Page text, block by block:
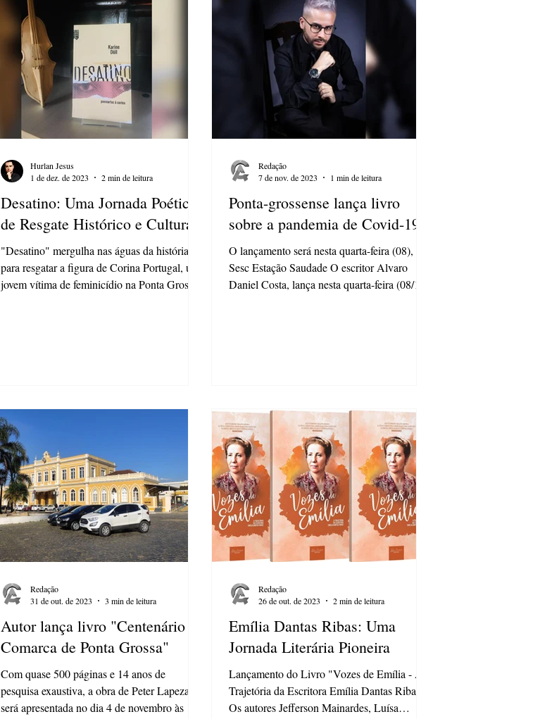
Desatino: Uma Jornada Poética
de Resgate Histórico e Cultural
"Desatino" mergulha nas águas da história
para resgatar a figura de Corina Portugal, uma
jovem vítima de feminicídio na Ponta Grossa
Hurlan Jesus
1 de dez. de 2023
2 min de leitura
Ponta-grossense lança livro
sobre a pandemia de Covid-19
O lançamento será nesta quarta-feira (08), no
Sesc Estação Saudade O escritor Alvaro
Daniel Costa, lança nesta quarta-feira (08/11),
Redação
7 de nov. de 2023
1 min de leitura
Autor lança livro "Centenário da
Comarca de Ponta Grossa"
Com quase 500 páginas e 14 anos de
pesquisa exaustiva, a obra de Peter Lapezak
será apresentada no dia 4 de novembro às 15h
Redação
31 de out. de 2023
3 min de leitura
Emília Dantas Ribas: Uma
Jornada Literária Pioneira
Lançamento do Livro "Vozes de Emília - A
Trajetória da Escritora Emília Dantas Ribas"
Os autores Jefferson Mainardes, Luísa
Redação
26 de out. de 2023
2 min de leitura